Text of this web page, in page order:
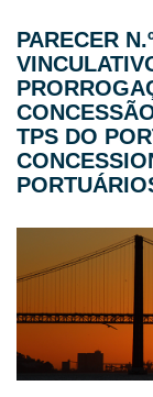
PARECER
TPS DO